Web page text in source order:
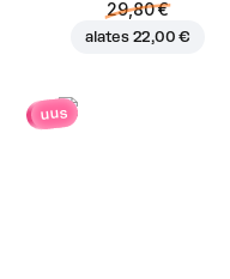
29,80 €
alates 22,00 €
uus